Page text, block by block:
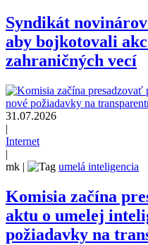
Syndikát
aby bojkotovali
zahraničných vecí
31.07.2026
|
Internet
|
mk | umelá inteligencia
Komisia začína
aktu o umelej
požiadavky na